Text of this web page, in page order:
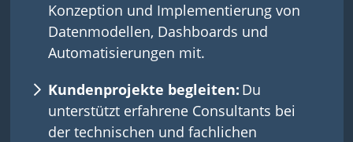
Konzeption und Implementierung von
Datenmodellen, Dashboards und
Automatisierungen mit.
Kundenprojekte begleiten: Du
unterstützt erfahrene Consultants bei
der technischen und fachlichen